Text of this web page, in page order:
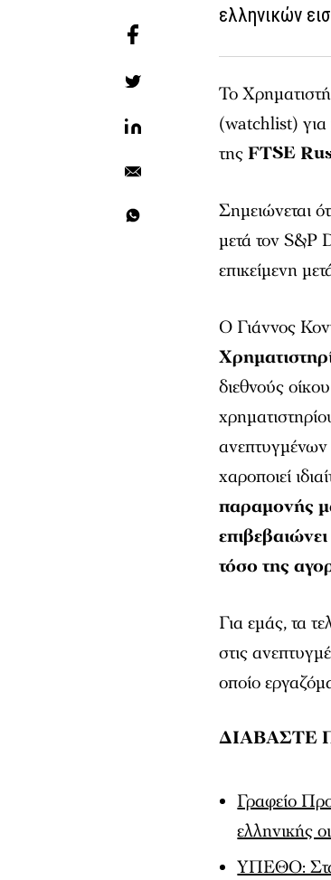
ελληνικών
Το
(watchlist) για
τηςFTSE
Σημειώνεται
μετά τον S&P
επικείμενη
Ο Γιάννος
διεθνούς
ανεπτυγμένων
χαροποιεί
παραμονής
τόσο της
Για εμάς, τα
στις
οποίο
ΔΙΑΒΑΣΤΕ
Γραφείο
ελληνικής
ΥΠΕΘΟ: Στα